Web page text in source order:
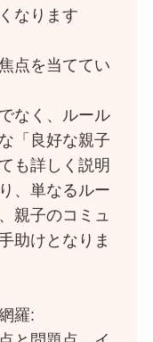
なります​
点を当ててい
なく、ルール
「良好な親子
も詳しく説明
、単なるルー
親子のコミュ
助けとなりま
羅: